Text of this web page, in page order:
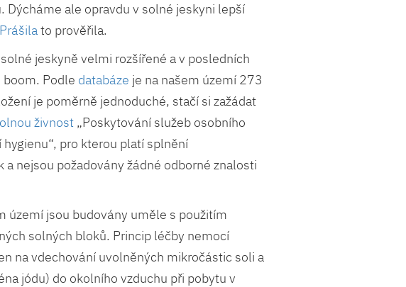
Dýcháme ale opravdu v solné jeskyni lepší
to prověřila.
jeskyně velmi rozšířené a v posledních
boom. Podle databáze je na našem území 273
je poměrně jednoduché, stačí si zažádat
živnost„Poskytování služeb osobního
pro kterou platí splnění
nejsou požadovány žádné odborné znalosti
území jsou budovány uměle s použitím
solných bloků. Princip léčby nemocí
na vdechování uvolněných mikročástic soli a
jódu) do okolního vzduchu při pobytu v